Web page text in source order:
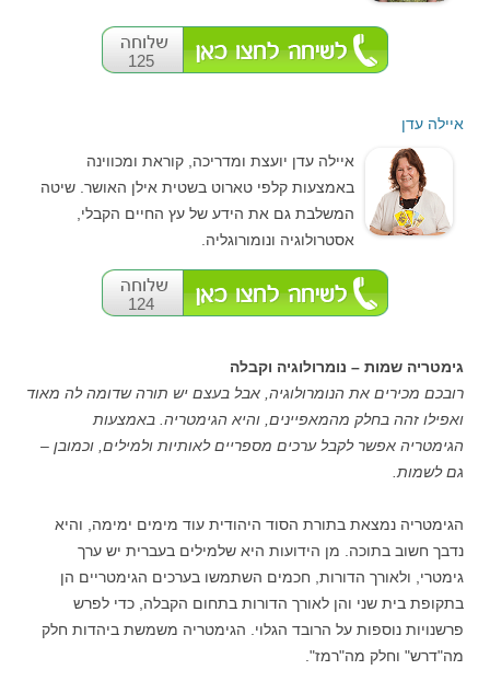
125
איילה עדן
איילה עדן יועצת ומדריכה, קוראת ומכווינה
באמצעות קלפי טארוט בשטית אילן האושר. שיטה
המשלבת גם את הידע של עץ החיים הקבלי,
אסטרולוגיה ונומורוגליה.
124
גימטריה שמות – נומרולוגיה וקבלה
רובכם מכירים את הנומרולוגיה, אבל בעצם יש תורה שדומה לה מאוד
ואפילו זהה בחלק מהמאפיינים, והיא הגימטריה. באמצעות
הגימטריה אפשר לקבל ערכים מספריים לאותיות ולמילים, וכמובן –
גם לשמות.
הגימטריה נמצאת בתורת הסוד היהודית עוד מימים ימימה, והיא
נדבך חשוב בתוכה. מן הידועות היא שלמילים בעברית יש ערך
גימטרי, ולאורך הדורות, חכמים השתמשו בערכים הגימטריים הן
בתקופת בית שני והן לאורך הדורות בתחום הקבלה, כדי לפרש
פרשנויות נוספות על הרובד הגלוי. הגימטריה משמשת ביהדות חלק
מה"דרש" וחלק מה"רמז".